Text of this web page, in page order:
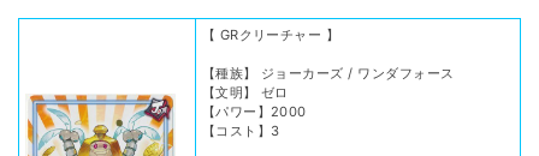
【 GRクリーチャー 】
【種族】 ジョーカーズ / ワンダフォース
【文明】 ゼロ
【パワー】2000
【コスト】3